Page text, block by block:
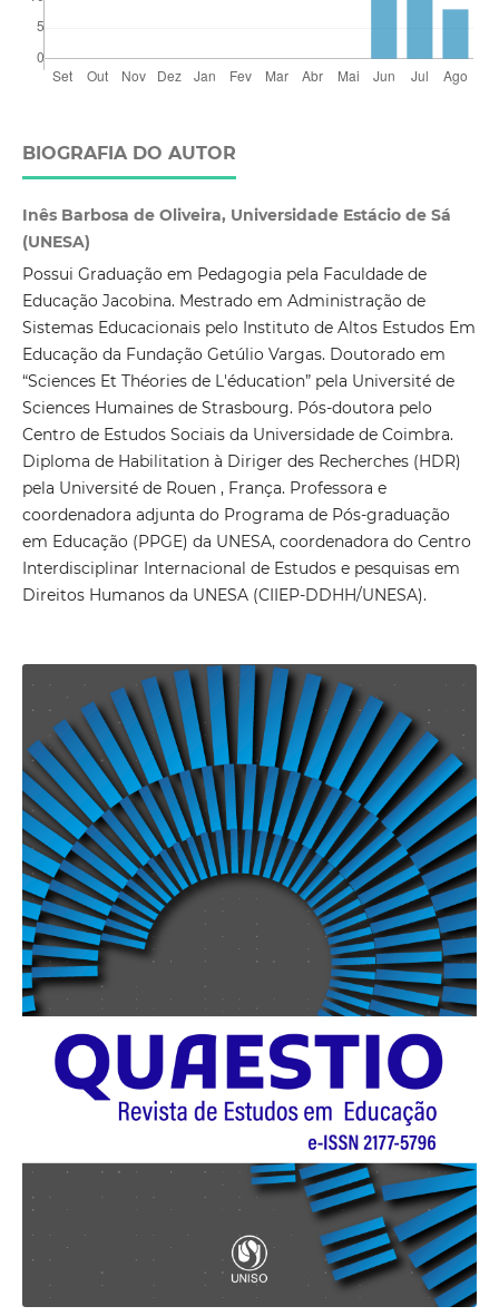
BIOGRAFIA DO AUTOR
Inês Barbosa de Oliveira, Universidade Estácio de Sá
(UNESA)
Possui Graduação em Pedagogia pela Faculdade de
Educação Jacobina. Mestrado em Administração de
Sistemas Educacionais pelo Instituto de Altos Estudos Em
Educação da Fundação Getúlio Vargas. Doutorado em
“Sciences Et Théories de L'éducation” pela Université de
Sciences Humaines de Strasbourg. Pós-doutora pelo
Centro de Estudos Sociais da Universidade de Coimbra.
Diploma de Habilitation à Diriger des Recherches (HDR)
pela Université de Rouen , França. Professora e
coordenadora adjunta do Programa de Pós-graduação
em Educação (PPGE) da UNESA, coordenadora do Centro
Interdisciplinar Internacional de Estudos e pesquisas em
Direitos Humanos da UNESA (CIIEP-DDHH/UNESA).